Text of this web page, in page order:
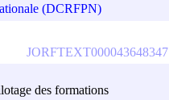
(DCRFPN)
des formations
JORFTEXT000043648347